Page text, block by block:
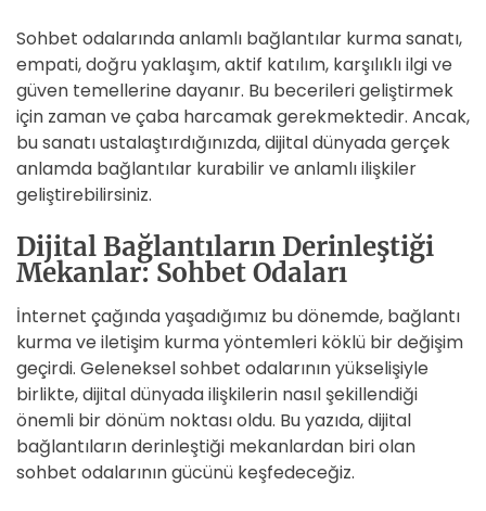
Sohbet odalarında anlamlı bağlantılar kurma sanatı,
empati, doğru yaklaşım, aktif katılım, karşılıklı ilgi ve
güven temellerine dayanır. Bu becerileri geliştirmek
için zaman ve çaba harcamak gerekmektedir. Ancak,
bu sanatı ustalaştırdığınızda, dijital dünyada gerçek
anlamda bağlantılar kurabilir ve anlamlı ilişkiler
geliştirebilirsiniz.
Dijital Bağlantıların Derinleştiği
Mekanlar: Sohbet Odaları
İnternet çağında yaşadığımız bu dönemde, bağlantı
kurma ve iletişim kurma yöntemleri köklü bir değişim
geçirdi. Geleneksel sohbet odalarının yükselişiyle
birlikte, dijital dünyada ilişkilerin nasıl şekillendiği
önemli bir dönüm noktası oldu. Bu yazıda, dijital
bağlantıların derinleştiği mekanlardan biri olan
sohbet odalarının gücünü keşfedeceğiz.